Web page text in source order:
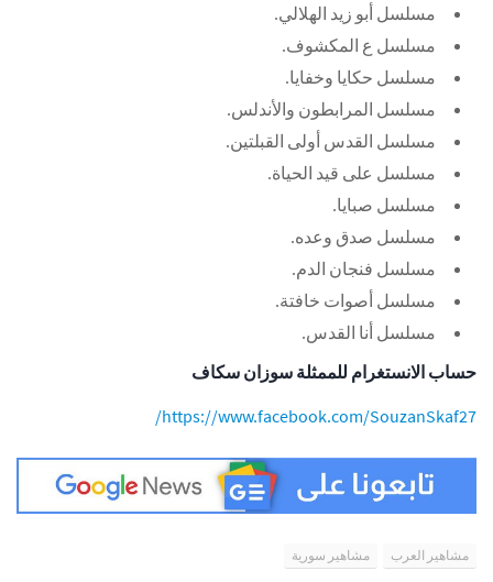
مسلسل أبو زيد الهلالي.
مسلسل ع المكشوف.
مسلسل حكايا وخفايا.
مسلسل المرابطون والأندلس.
مسلسل القدس أولى القبلتين.
مسلسل على قيد الحياة.
مسلسل صبايا.
مسلسل صدق وعده.
مسلسل فنجان الدم.
مسلسل أصوات خافتة.
مسلسل أنا القدس.
حساب الانستغرام للممثلة سوزان سكاف
https://www.facebook.com/SouzanSkaf27/
مشاهير العرب مشاهير سورية